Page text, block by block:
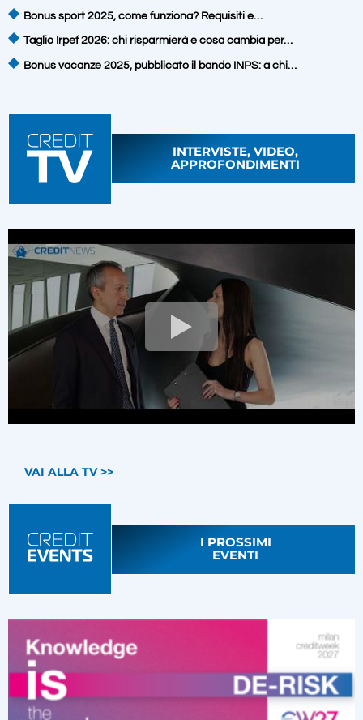
Bonus sport 2025, come funziona? Requisiti e…
Taglio Irpef 2026: chi risparmierà e cosa cambia per…
Bonus vacanze 2025, pubblicato il bando INPS: a chi…
INTERVISTE, VIDEO,
APPROFONDIMENTI
VAI ALLA TV >>
I PROSSIMI
EVENTI